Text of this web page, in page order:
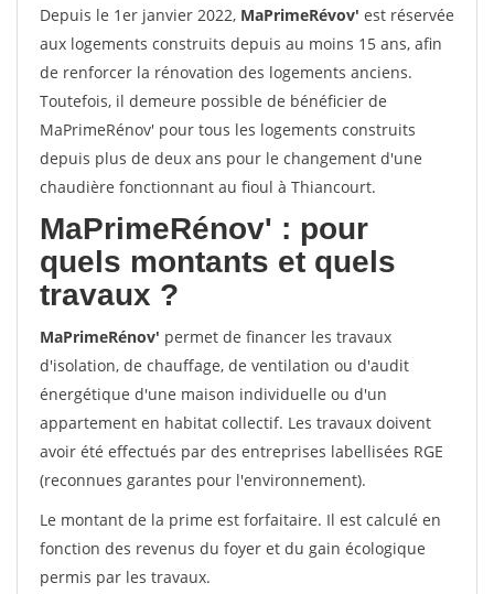
Depuis le 1er janvier 2022, MaPrimeRévov' est réservée
aux logements construits depuis au moins 15 ans, afin
de renforcer la rénovation des logements anciens.
Toutefois, il demeure possible de bénéficier de
MaPrimeRénov' pour tous les logements construits
depuis plus de deux ans pour le changement d'une
chaudière fonctionnant au fioul à Thiancourt.
MaPrimeRénov' : pour
quels montants et quels
travaux ?
MaPrimeRénov' permet de financer les travaux
d'isolation, de chauffage, de ventilation ou d'audit
énergétique d'une maison individuelle ou d'un
appartement en habitat collectif. Les travaux doivent
avoir été effectués par des entreprises labellisées RGE
(reconnues garantes pour l'environnement).
Le montant de la prime est forfaitaire. Il est calculé en
fonction des revenus du foyer et du gain écologique
permis par les travaux.